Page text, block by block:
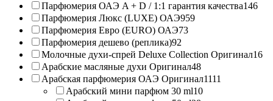
Парфюмерия ОАЭ A + D / 1:1 гарантия качества146
Парфюмерия Люкс (LUXE) ОАЭ959
Парфюмерия Евро (EURO) ОАЭ73
Парфюмерия дешево (реплика)92
Молочные духи-спрей Deluxe Collection Оригинал16
Арабские масляные духи Оригинал48
Арабская парфюмерия ОАЭ Оригинал1111
Арабский мини парфюм 30 ml10